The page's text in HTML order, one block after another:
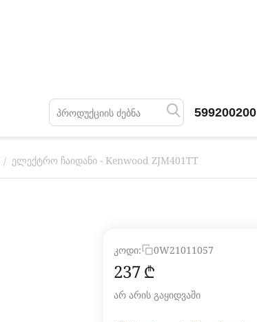
599200200
/ ელექტრო ჩაიდანი - Kenwood ZJM401TT
კოდი: 0W21011057
‍237‍₾
არ არის გაყიდვაში